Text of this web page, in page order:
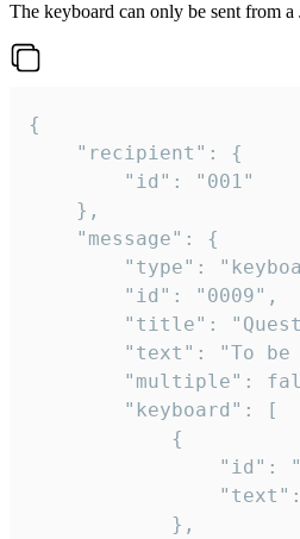
The keyboard can only be sent from
{